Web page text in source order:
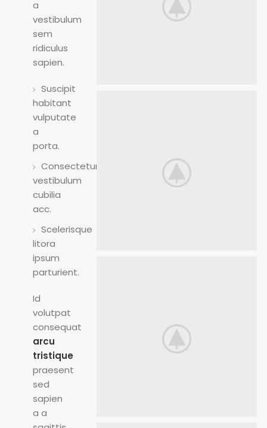
a
vestibulum
sem
ridiculus
sapien.
Suscipit
habitant
vulputate
a
porta.
Consectetur
vestibulum
cubilia
acc.
Scelerisque
litora
ipsum
parturient.
Id
volutpat
consequat
arcu
tristique
praesent
sed
sapien
a a